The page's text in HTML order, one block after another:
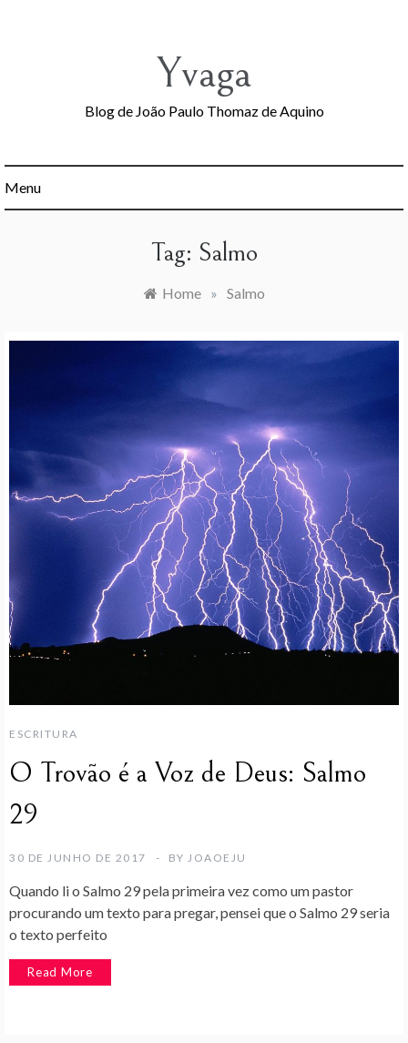
Yvaga
Blog de João Paulo Thomaz de Aquino
Menu
Tag: Salmo
Home » Salmo
ESCRITURA
O Trovão é a Voz de Deus: Salmo
29
30 DE JUNHO DE 2017 BY JOAOEJU
Quando li o Salmo 29 pela primeira vez como um pastor
procurando um texto para pregar, pensei que o Salmo 29 seria
o texto perfeito
Read More